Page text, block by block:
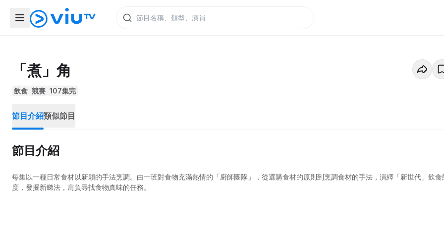
「煮」角
飲食 競賽 107集完
節目介紹類似節目
節目介紹
每集以一種日常食材以新穎的手法烹調。由一班對食物充滿熱情的「廚師團隊」，從選購食材的原則到烹調食材的手法，演繹「新世代」飲食
度，發掘新睇法，肩負尋找食物真味的任務。